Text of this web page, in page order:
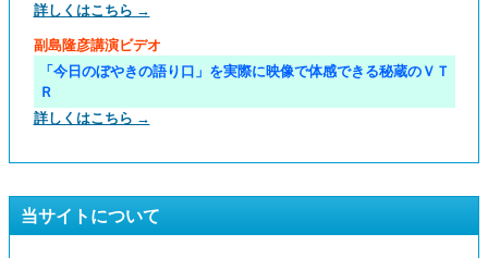
詳しくはこちら →
副島隆彦講演ビデオ
「今日のぼやきの語り口」を実際に映像で体感できる秘蔵のＶＴ
Ｒ
詳しくはこちら →
当サイトについて